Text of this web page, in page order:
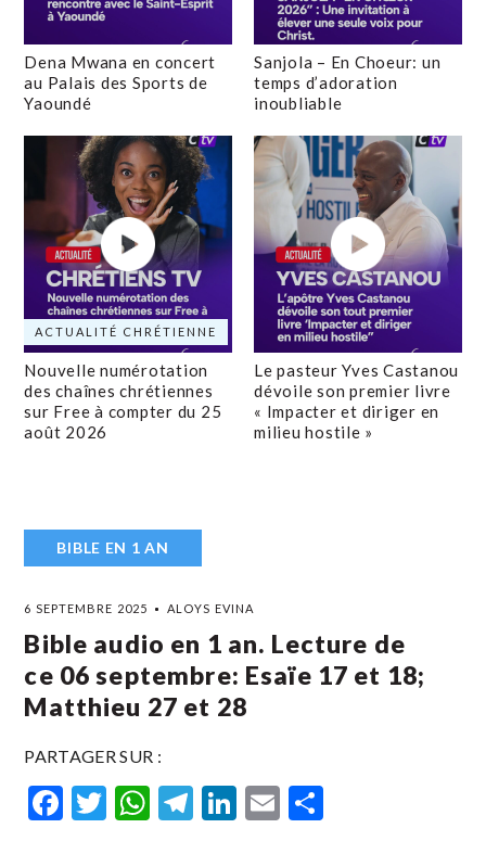
Dena Mwana en concert
au Palais des Sports de
Yaoundé
Sanjola – En Choeur: un
temps d’adoration
inoubliable
ACTUALITÉ CHRÉTIENNE
Nouvelle numérotation
des chaînes chrétiennes
sur Free à compter du 25
août 2026
Le pasteur Yves Castanou
dévoile son premier livre
« Impacter et diriger en
milieu hostile »
BIBLE EN 1 AN
6 SEPTEMBRE 2025 ALOYS EVINA
Bible audio en 1 an. Lecture de
ce 06 septembre: Esaïe 17 et 18;
Matthieu 27 et 28
PARTAGER SUR :
Facebook
Twitter
WhatsApp
Telegram
LinkedIn
Email